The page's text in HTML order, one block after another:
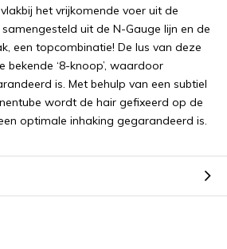
het vrijkomende voer uit de
uit de N-Gauge lijn en de
een topcombinatie! De lus van deze
‘8-knoop’, waardoor
is. Met behulp van een subtiel
wordt de hair gefixeerd op de
optimale inhaking gegarandeerd is.